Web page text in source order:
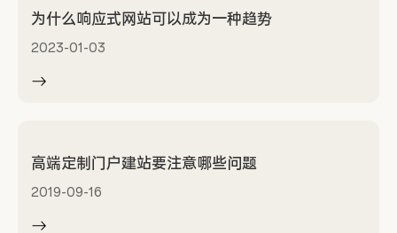
为什么响应式网站可以成为一种趋势
2023-01-03
高端定制门户建站要注意哪些问题
2019-09-16